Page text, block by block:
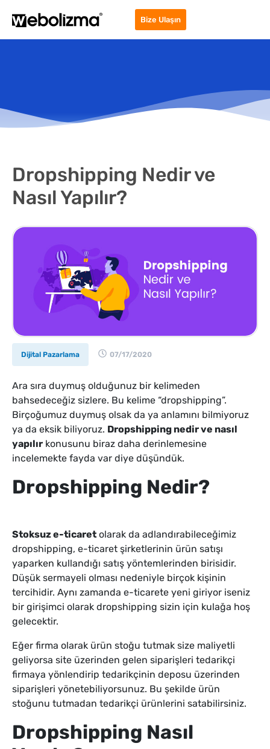
Bize Ulaşın
Dropshipping Nedir ve
Nasıl Yapılır?
Dijital Pazarlama 07/17/2020
Ara sıra duymuş olduğunuz bir kelimeden
bahsedeceğiz sizlere. Bu kelime “dropshipping”.
Birçoğumuz duymuş olsak da ya anlamını bilmiyoruz
ya da eksik biliyoruz. Dropshipping nedir ve nasıl
yapılır konusunu biraz daha derinlemesine
incelemekte fayda var diye düşündük.
Dropshipping Nedir?
Stoksuz e-ticaret olarak da adlandırabileceğimiz
dropshipping, e-ticaret şirketlerinin ürün satışı
yaparken kullandığı satış yöntemlerinden birisidir.
Düşük sermayeli olması nedeniyle birçok kişinin
tercihidir. Aynı zamanda e-ticarete yeni giriyor iseniz
bir girişimci olarak dropshipping sizin için kulağa hoş
gelecektir.
Eğer firma olarak ürün stoğu tutmak size maliyetli
geliyorsa site üzerinden gelen siparişleri tedarikçi
firmaya yönlendirip tedarikçinin deposu üzerinden
siparişleri yönetebiliyorsunuz. Bu şekilde ürün
stoğunu tutmadan tedarikçi ürünlerini satabilirsiniz.
Dropshipping Nasıl